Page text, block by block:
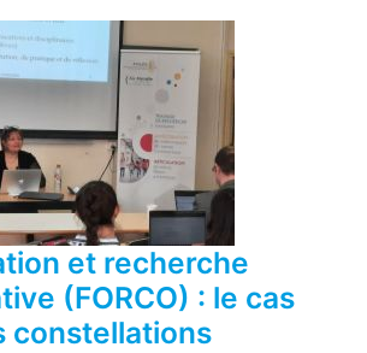
et recherche
(FORCO) : le cas
constellations